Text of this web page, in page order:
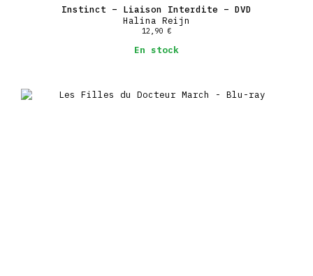
Instinct – Liaison Interdite – DVD
Halina Reijn
12,90 €
En stock